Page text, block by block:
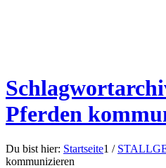
Pferden
Du bist hier: Startseite1 /
kommunizieren